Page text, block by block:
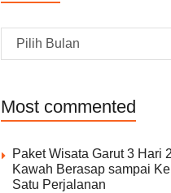
Archive
Most commented
Paket Wisata Garut 3 Hari
Kawah Berasap sampai
Satu Perjalanan